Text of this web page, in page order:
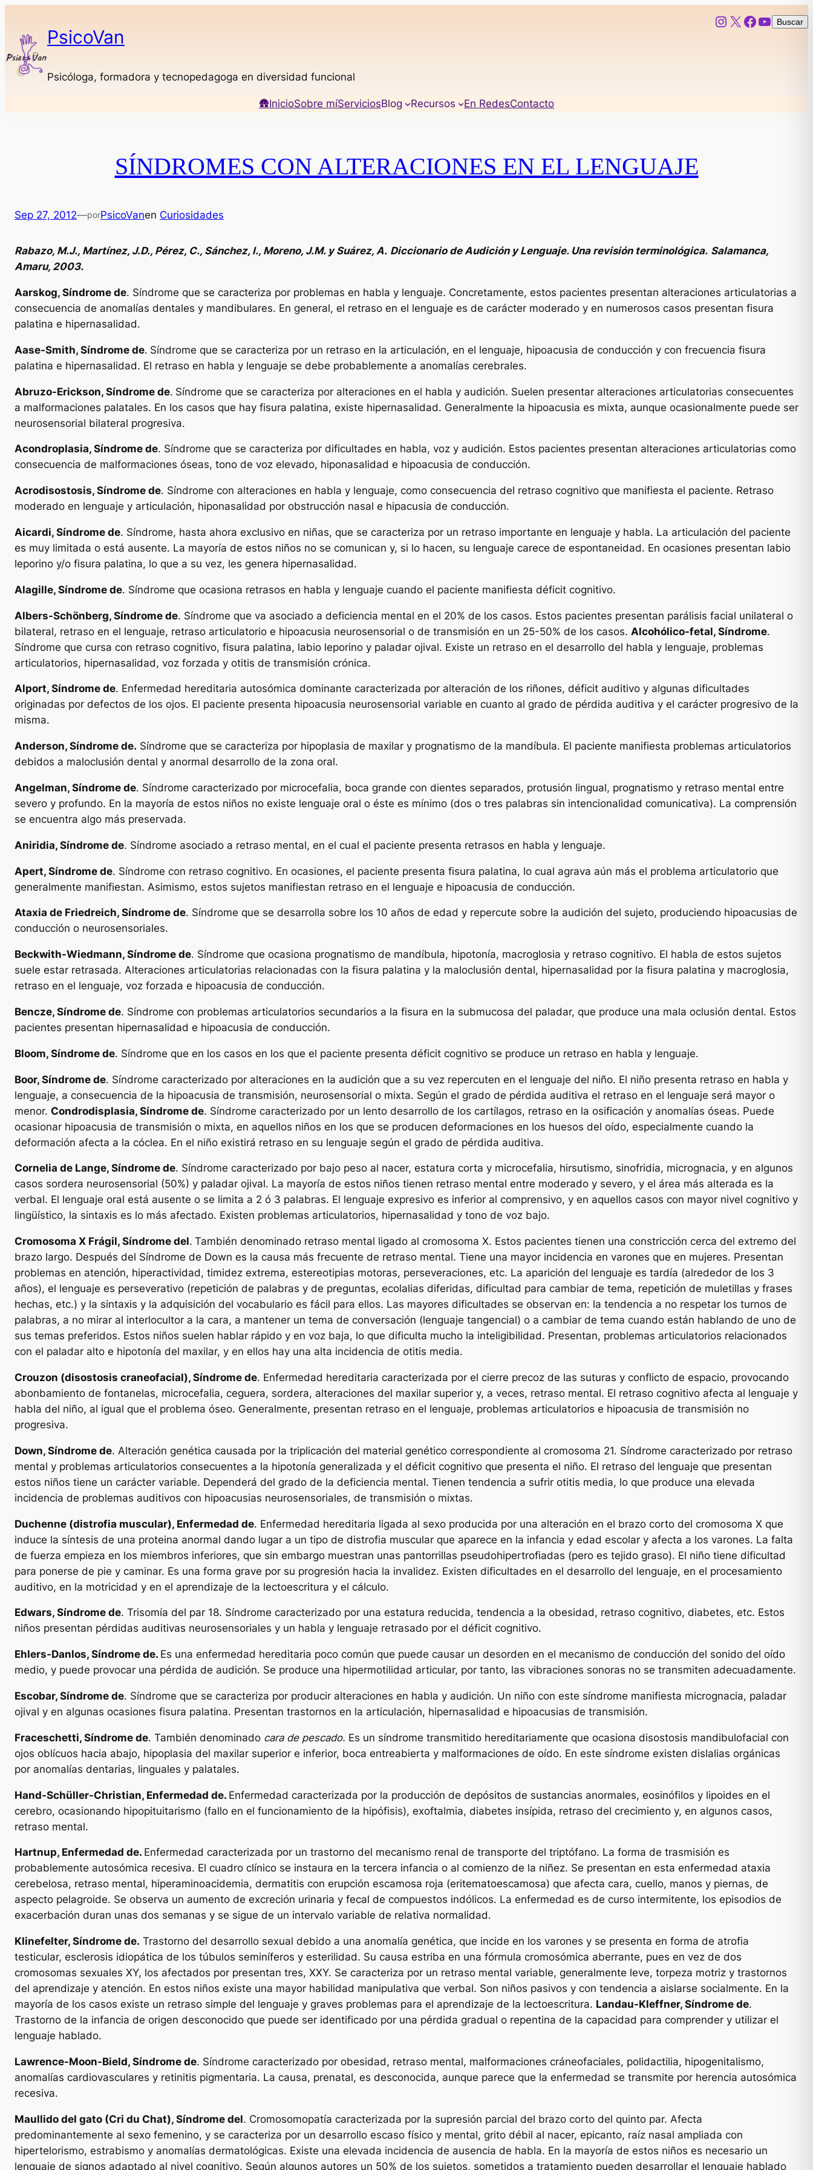
contenidoPsicoVan
Psicóloga, formadora y tecnopedagoga en diversidad funcional
Instagram
X Facebook
Buscar
Buscar
🛖InicioSobre míServiciosBlog Recursos En RedesContacto
SÍNDROMES CON ALTERACIONES EN EL LENGUAJE
Sep 27, 2012—porPsicoVanen Curiosidades
Rabazo, M.J., Martínez, J.D., Pérez, C., Sánchez, I., Moreno, J.M. y Suárez, A. Diccionario de Audición y Lenguaje. Una revisión terminológica. Salamanca,
Amaru, 2003.
Aarskog, Síndrome de. Síndrome que se caracteriza por problemas en habla y lenguaje. Concretamente, estos pacientes presentan alteraciones articulatorias a
consecuencia de anomalías dentales y mandibulares. En general, el retraso en el lenguaje es de carácter moderado y en numerosos casos presentan fisura
palatina e hipernasalidad.
Aase-Smith, Síndrome de. Síndrome que se caracteriza por un retraso en la articulación, en el lenguaje, hipoacusia de conducción y con frecuencia fisura
palatina e hipernasalidad. El retraso en habla y lenguaje se debe probablemente a anomalías cerebrales.
Abruzo-Erickson, Síndrome de. Síndrome que se caracteriza por alteraciones en el habla y audición. Suelen presentar alteraciones articulatorias consecuentes
a malformaciones palatales. En los casos que hay fisura palatina, existe hipernasalidad. Generalmente la hipoacusia es mixta, aunque ocasionalmente puede ser
neurosensorial bilateral progresiva.
Acondroplasia, Síndrome de. Síndrome que se caracteriza por dificultades en habla, voz y audición. Estos pacientes presentan alteraciones articulatorias como
consecuencia de malformaciones óseas, tono de voz elevado, hiponasalidad e hipoacusia de conducción.
Acrodisostosis, Síndrome de. Síndrome con alteraciones en habla y lenguaje, como consecuencia del retraso cognitivo que manifiesta el paciente. Retraso
moderado en lenguaje y articulación, hiponasalidad por obstrucción nasal e hipacusia de conducción.
Aicardi, Síndrome de. Síndrome, hasta ahora exclusivo en niñas, que se caracteriza por un retraso importante en lenguaje y habla. La articulación del paciente
es muy limitada o está ausente. La mayoría de estos niños no se comunican y, si lo hacen, su lenguaje carece de espontaneidad. En ocasiones presentan labio
leporino y/o fisura palatina, lo que a su vez, les genera hipernasalidad.
Alagille, Síndrome de. Síndrome que ocasiona retrasos en habla y lenguaje cuando el paciente manifiesta déficit cognitivo.
Albers-Schönberg, Síndrome de. Síndrome que va asociado a deficiencia mental en el 20% de los casos. Estos pacientes presentan parálisis facial unilateral o
bilateral, retraso en el lenguaje, retraso articulatorio e hipoacusia neurosensorial o de transmisión en un 25-50% de los casos. Alcohólico-fetal, Síndrome.
Síndrome que cursa con retraso cognitivo, fisura palatina, labio leporino y paladar ojival. Existe un retraso en el desarrollo del habla y lenguaje, problemas
articulatorios, hipernasalidad, voz forzada y otitis de transmisión crónica.
Alport, Síndrome de. Enfermedad hereditaria autosómica dominante caracterizada por alteración de los riñones, déficit auditivo y algunas dificultades
originadas por defectos de los ojos. El paciente presenta hipoacusia neurosensorial variable en cuanto al grado de pérdida auditiva y el carácter progresivo de la
misma.
Anderson, Síndrome de. Síndrome que se caracteriza por hipoplasia de maxilar y prognatismo de la mandíbula. El paciente manifiesta problemas articulatorios
debidos a maloclusión dental y anormal desarrollo de la zona oral.
Angelman, Síndrome de. Síndrome caracterizado por microcefalia, boca grande con dientes separados, protusión lingual, prognatismo y retraso mental entre
severo y profundo. En la mayoría de estos niños no existe lenguaje oral o éste es mínimo (dos o tres palabras sin intencionalidad comunicativa). La comprensión
se encuentra algo más preservada.
Aniridia, Síndrome de. Síndrome asociado a retraso mental, en el cual el paciente presenta retrasos en habla y lenguaje.
Apert, Síndrome de. Síndrome con retraso cognitivo. En ocasiones, el paciente presenta fisura palatina, lo cual agrava aún más el problema articulatorio que
generalmente manifiestan. Asimismo, estos sujetos manifiestan retraso en el lenguaje e hipoacusia de conducción.
Ataxia de Friedreich, Síndrome de. Síndrome que se desarrolla sobre los 10 años de edad y repercute sobre la audición del sujeto, produciendo hipoacusias de
conducción o neurosensoriales.
Beckwith-Wiedmann, Síndrome de. Síndrome que ocasiona prognatismo de mandíbula, hipotonía, macroglosia y retraso cognitivo. El habla de estos sujetos
suele estar retrasada. Alteraciones articulatorias relacionadas con la fisura palatina y la maloclusión dental, hipernasalidad por la fisura palatina y macroglosia,
retraso en el lenguaje, voz forzada e hipoacusia de conducción.
Bencze, Síndrome de. Síndrome con problemas articulatorios secundarios a la fisura en la submucosa del paladar, que produce una mala oclusión dental. Estos
pacientes presentan hipernasalidad e hipoacusia de conducción.
Bloom, Síndrome de. Síndrome que en los casos en los que el paciente presenta déficit cognitivo se produce un retraso en habla y lenguaje.
Boor, Síndrome de. Síndrome caracterizado por alteraciones en la audición que a su vez repercuten en el lenguaje del niño. El niño presenta retraso en habla y
lenguaje, a consecuencia de la hipoacusia de transmisión, neurosensorial o mixta. Según el grado de pérdida auditiva el retraso en el lenguaje será mayor o
menor. Condrodisplasia, Síndrome de. Síndrome caracterizado por un lento desarrollo de los cartílagos, retraso en la osificación y anomalías óseas. Puede
ocasionar hipoacusia de transmisión o mixta, en aquellos niños en los que se producen deformaciones en los huesos del oído, especialmente cuando la
deformación afecta a la cóclea. En el niño existirá retraso en su lenguaje según el grado de pérdida auditiva.
Cornelia de Lange, Síndrome de. Síndrome caracterizado por bajo peso al nacer, estatura corta y microcefalia, hirsutismo, sinofridia, micrognacia, y en algunos
casos sordera neurosensorial (50%) y paladar ojival. La mayoría de estos niños tienen retraso mental entre moderado y severo, y el área más alterada es la
verbal. El lenguaje oral está ausente o se limita a 2 ó 3 palabras. El lenguaje expresivo es inferior al comprensivo, y en aquellos casos con mayor nivel cognitivo y
lingüístico, la sintaxis es lo más afectado. Existen problemas articulatorios, hipernasalidad y tono de voz bajo.
Cromosoma X Frágil, Síndrome del. También denominado retraso mental ligado al cromosoma X. Estos pacientes tienen una constricción cerca del extremo del
brazo largo. Después del Síndrome de Down es la causa más frecuente de retraso mental. Tiene una mayor incidencia en varones que en mujeres. Presentan
problemas en atención, hiperactividad, timidez extrema, estereotipias motoras, perseveraciones, etc. La aparición del lenguaje es tardía (alrededor de los 3
años), el lenguaje es perseverativo (repetición de palabras y de preguntas, ecolalias diferidas, dificultad para cambiar de tema, repetición de muletillas y frases
hechas, etc.) y la sintaxis y la adquisición del vocabulario es fácil para ellos. Las mayores dificultades se observan en: la tendencia a no respetar los turnos de
palabras, a no mirar al interlocultor a la cara, a mantener un tema de conversación (lenguaje tangencial) o a cambiar de tema cuando están hablando de uno de
sus temas preferidos. Estos niños suelen hablar rápido y en voz baja, lo que dificulta mucho la inteligibilidad. Presentan, problemas articulatorios relacionados
con el paladar alto e hipotonía del maxilar, y en ellos hay una alta incidencia de otitis media.
Crouzon (disostosis craneofacial), Síndrome de. Enfermedad hereditaria caracterizada por el cierre precoz de las suturas y conflicto de espacio, provocando
abonbamiento de fontanelas, microcefalia, ceguera, sordera, alteraciones del maxilar superior y, a veces, retraso mental. El retraso cognitivo afecta al lenguaje y
habla del niño, al igual que el problema óseo. Generalmente, presentan retraso en el lenguaje, problemas articulatorios e hipoacusia de transmisión no
progresiva.
Down, Síndrome de. Alteración genética causada por la triplicación del material genético correspondiente al cromosoma 21. Síndrome caracterizado por retraso
mental y problemas articulatorios consecuentes a la hipotonía generalizada y el déficit cognitivo que presenta el niño. El retraso del lenguaje que presentan
estos niños tiene un carácter variable. Dependerá del grado de la deficiencia mental. Tienen tendencia a sufrir otitis media, lo que produce una elevada
incidencia de problemas auditivos con hipoacusias neurosensoriales, de transmisión o mixtas.
Duchenne (distrofia muscular), Enfermedad de. Enfermedad hereditaria ligada al sexo producida por una alteración en el brazo corto del cromosoma X que
induce la síntesis de una proteina anormal dando lugar a un tipo de distrofia muscular que aparece en la infancia y edad escolar y afecta a los varones. La falta
de fuerza empieza en los miembros inferiores, que sin embargo muestran unas pantorrillas pseudohipertrofiadas (pero es tejido graso). El niño tiene dificultad
para ponerse de pie y caminar. Es una forma grave por su progresión hacia la invalidez. Existen dificultades en el desarrollo del lenguaje, en el procesamiento
auditivo, en la motricidad y en el aprendizaje de la lectoescritura y el cálculo.
Edwars, Síndrome de. Trisomía del par 18. Síndrome caracterizado por una estatura reducida, tendencia a la obesidad, retraso cognitivo, diabetes, etc. Estos
niños presentan pérdidas auditivas neurosensoriales y un habla y lenguaje retrasado por el déficit cognitivo.
Ehlers-Danlos, Síndrome de. Es una enfermedad hereditaria poco común que puede causar un desorden en el mecanismo de conducción del sonido del oído
medio, y puede provocar una pérdida de audición. Se produce una hipermotilidad articular, por tanto, las vibraciones sonoras no se transmiten adecuadamente.
Escobar, Síndrome de. Síndrome que se caracteriza por producir alteraciones en habla y audición. Un niño con este síndrome manifiesta micrognacia, paladar
ojival y en algunas ocasiones fisura palatina. Presentan trastornos en la articulación, hipernasalidad e hipoacusias de transmisión.
Fraceschetti, Síndrome de. También denominado cara de pescado. Es un síndrome transmitido hereditariamente que ocasiona disostosis mandibulofacial con
ojos oblícuos hacia abajo, hipoplasia del maxilar superior e inferior, boca entreabierta y malformaciones de oído. En este síndrome existen dislalias orgánicas
por anomalías dentarias, linguales y palatales.
Hand-Schüller-Christian, Enfermedad de. Enfermedad caracterizada por la producción de depósitos de sustancias anormales, eosinófilos y lipoides en el
cerebro, ocasionando hipopituitarismo (fallo en el funcionamiento de la hipófisis), exoftalmia, diabetes insípida, retraso del crecimiento y, en algunos casos,
retraso mental.
Hartnup, Enfermedad de. Enfermedad caracterizada por un trastorno del mecanismo renal de transporte del triptófano. La forma de trasmisión es
probablemente autosómica recesiva. El cuadro clínico se instaura en la tercera infancia o al comienzo de la niñez. Se presentan en esta enfermedad ataxia
cerebelosa, retraso mental, hiperaminoacidemia, dermatitis con erupción escamosa roja (eritematoescamosa) que afecta cara, cuello, manos y piernas, de
aspecto pelagroide. Se observa un aumento de excreción urinaria y fecal de compuestos indólicos. La enfermedad es de curso intermitente, los episodios de
exacerbación duran unas dos semanas y se sigue de un intervalo variable de relativa normalidad.
Klinefelter, Síndrome de. Trastorno del desarrollo sexual debido a una anomalía genética, que incide en los varones y se presenta en forma de atrofia
testicular, esclerosis idiopática de los túbulos seminíferos y esterilidad. Su causa estriba en una fórmula cromosómica aberrante, pues en vez de dos
cromosomas sexuales XY, los afectados por presentan tres, XXY. Se caracteriza por un retraso mental variable, generalmente leve, torpeza motriz y trastornos
del aprendizaje y atención. En estos niños existe una mayor habilidad manipulativa que verbal. Son niños pasivos y con tendencia a aislarse socialmente. En la
mayoría de los casos existe un retraso simple del lenguaje y graves problemas para el aprendizaje de la lectoescritura. Landau-Kleffner, Síndrome de.
Trastorno de la infancia de origen desconocido que puede ser identificado por una pérdida gradual o repentina de la capacidad para comprender y utilizar el
lenguaje hablado.
Lawrence-Moon-Bield, Síndrome de. Síndrome caracterizado por obesidad, retraso mental, malformaciones cráneofaciales, polidactilia, hipogenitalismo,
anomalías cardiovasculares y retinitis pigmentaria. La causa, prenatal, es desconocida, aunque parece que la enfermedad se transmite por herencia autosómica
recesiva.
Maullido del gato (Cri du Chat), Síndrome del. Cromosomopatía caracterizada por la supresión parcial del brazo corto del quinto par. Afecta
predominantemente al sexo femenino, y se caracteriza por un desarrollo escaso físico y mental, grito débil al nacer, epicanto, raíz nasal ampliada con
hipertelorismo, estrabismo y anomalías dermatológicas. Existe una elevada incidencia de ausencia de habla. En la mayoría de estos niños es necesario un
lenguaje de signos adaptado al nivel cognitivo. Según algunos autores un 50% de los sujetos, sometidos a tratamiento pueden desarrollar el lenguaje hablado